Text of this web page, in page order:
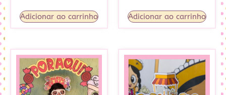
Adicionar ao carrinho Adicionar ao carrinho